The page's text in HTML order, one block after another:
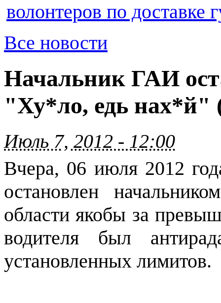
волонтеров по
Все новости
Начальник ГАИ
"Ху*ло, едь
Июль 7, 2012 - 12:00
Вчера, 06 июля 2012
остановлен
области якобы за
водителя был
установленных лимитов.